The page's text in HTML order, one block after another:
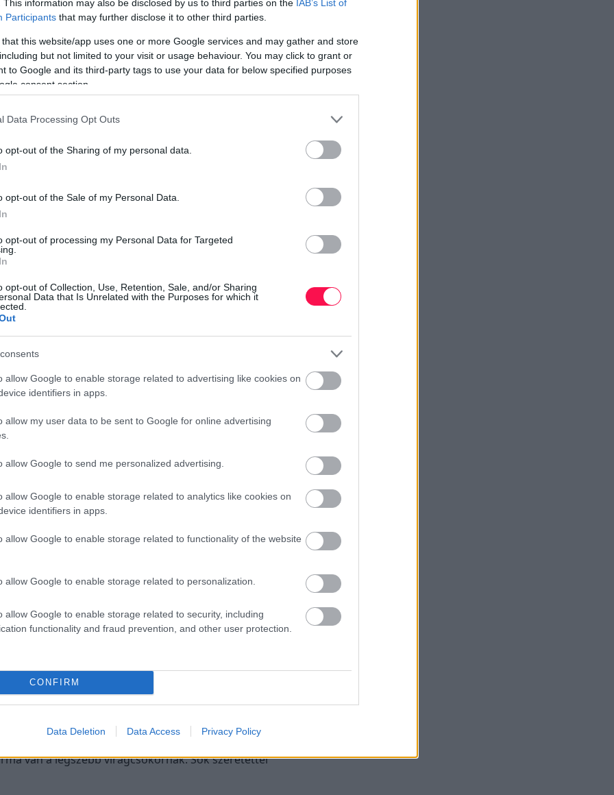
This information may also be disclosed by us to third parties on the IAB’s List of
Participants that may further disclose it to other third parties.
that this website/app uses one or more Google services and may gather and store
but not limited to your visit or usage behaviour. You may click to grant or
to Google and its third-party tags to use your data for below specified purposes
consent section.
Data Processing Opt Outs
opt-out of the Sharing of my personal data.
opt-out of the Sale of my Personal Data.
opt-out of processing my Personal Data for Targeted
opt-out of Collection, Use, Retention, Sale, and/or Sharing
Data that Is Unrelated with the Purposes for which it
allow Google to enable storage related to advertising like cookies on
identifiers in apps.
allow my user data to be sent to Google for online advertising
allow Google to send me personalized advertising.
allow Google to enable storage related to analytics like cookies on
identifiers in apps.
allow Google to enable storage related to functionality of the website
allow Google to enable storage related to personalization.
allow Google to enable storage related to security, including
functionality and fraud prevention, and other user protection.
CONFIRM
Data Deletion Data Access Privacy Policy
rövidek, meghatóak, kedvesek vagy akár vidámak
néhány őszinte mondat különlegessé teheti az
ez a nap sok örömöt, szeretetet és felejthetetlen
Legyen a mai napod tele mosollyal és
szeretet egész évben. Boldog névnapot kívánok!
hogy annyi öröm érjen, ahány virág nyílik a
békével és boldog pillanatokkal teli!
mindig olyan kedves, figyelmes és különleges,
öröm és szeretet az utadon!
hogy minden álmod közelebb kerüljön a
aki szeret és megbecsül.
a mosolyod ezen a különleges napon. Boldog
van a legszebb virágcsokornak. Sok szeretettel